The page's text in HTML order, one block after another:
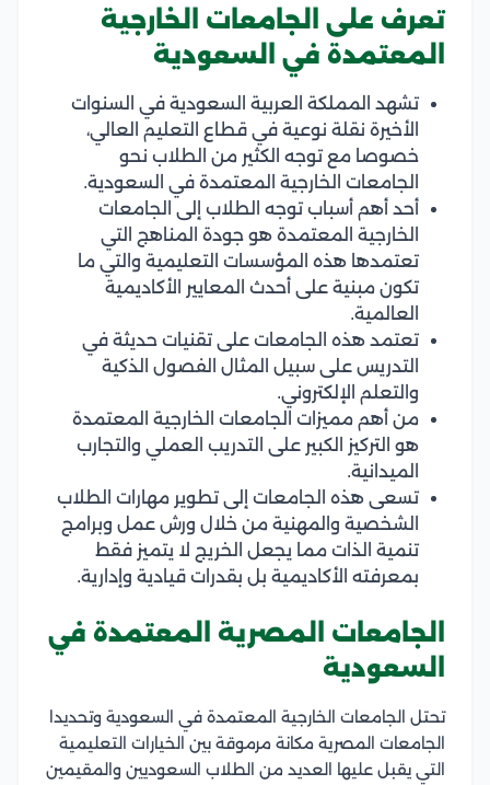
تعرف على الجامعات الخارجية
المعتمدة في السعودية
تشهد المملكة العربية السعودية في السنوات
الأخيرة نقلة نوعية في قطاع التعليم العالي،
خصوصا مع توجه الكثير من الطلاب نحو
الجامعات الخارجية المعتمدة في السعودية.
أحد أهم أسباب توجه الطلاب إلى الجامعات
الخارجية المعتمدة هو جودة المناهج التي
تعتمدها هذه المؤسسات التعليمية والتي ما
تكون مبنية على أحدث المعايير الأكاديمية
العالمية.
تعتمد هذه الجامعات على تقنيات حديثة في
التدريس على سبيل المثال الفصول الذكية
والتعلم الإلكتروني.
من أهم مميزات الجامعات الخارجية المعتمدة
هو التركيز الكبير على التدريب العملي والتجارب
الميدانية.
تسعى هذه الجامعات إلى تطوير مهارات الطلاب
الشخصية والمهنية من خلال ورش عمل وبرامج
تنمية الذات مما يجعل الخريج لا يتميز فقط
بمعرفته الأكاديمية بل بقدرات قيادية وإدارية.
الجامعات المصرية المعتمدة في
السعودية
تحتل الجامعات الخارجية المعتمدة في السعودية وتحديدا
الجامعات المصرية مكانة مرموقة بين الخيارات التعليمية
التي يقبل عليها العديد من الطلاب السعوديين والمقيمين